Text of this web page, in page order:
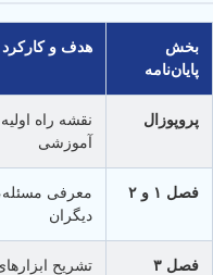
بخش
پایان‌نامه
هدف و
پروپوزال
نقشه راه
آموزشی
فصل ۱ و ۲
معرفی
دیگران
فصل ۳
تشریح